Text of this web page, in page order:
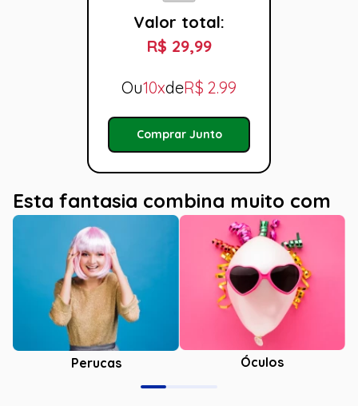
Valor total:
R$ 29,99
Ou10xdeR$ 2.99
Comprar Junto
Esta fantasia combina muito com
Perucas Óculos